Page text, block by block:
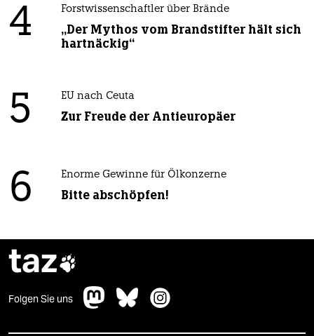
4 Forstwissenschaftler über Brände
„Der Mythos vom Brandstifter hält sich
hartnäckig“
5 EU nach Ceuta
Zur Freude der Antieuropäer
6 Enorme Gewinne für Ölkonzerne
Bitte abschöpfen!
taz
Folgen Sie uns